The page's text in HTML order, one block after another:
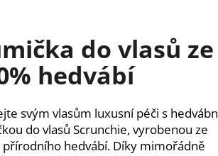
do vlasů ze
hedvábí
svým vlasům luxusní péči s
do vlasů Scrunchie, vyrobenou ze
přírodního hedvábí. Díky mimořádně